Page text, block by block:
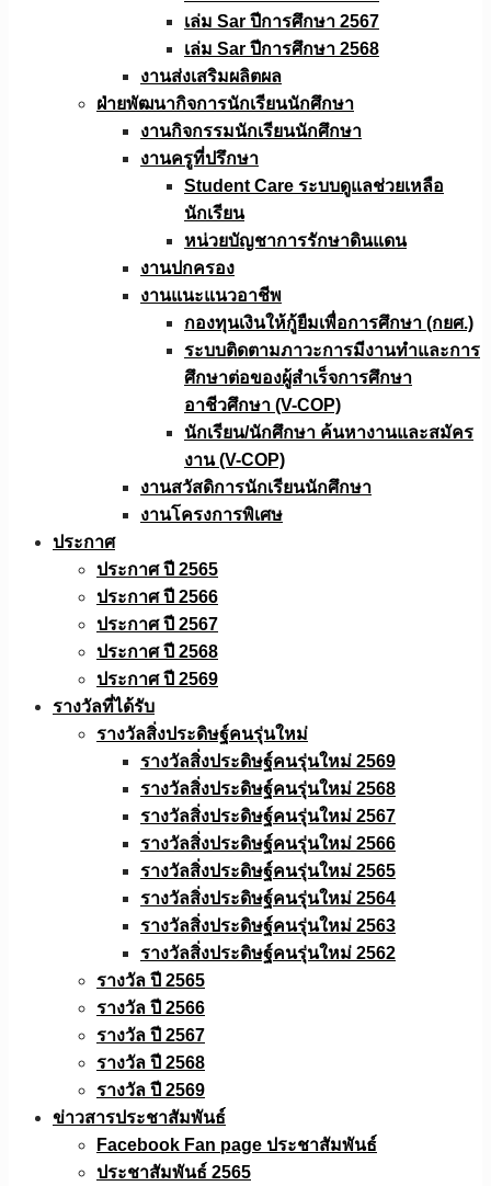
เล่ม Sar ปีการศึกษา 2567
เล่ม Sar ปีการศึกษา 2568
งานส่งเสริมผลิตผล
ฝ่ายพัฒนากิจการนักเรียนนักศึกษา
งานกิจกรรมนักเรียนนักศึกษา
งานครูที่ปรึกษา
Student Care ระบบดูแลช่วยเหลือ
นักเรียน
หน่วยบัญชาการรักษาดินแดน
งานปกครอง
งานแนะแนวอาชีพ
กองทุนเงินให้กู้ยืมเพื่อการศึกษา (กยศ.)
ระบบติดตามภาวะการมีงานทำและการ
ศึกษาต่อของผู้สำเร็จการศึกษา
อาชีวศึกษา (V-COP)
นักเรียน/นักศึกษา ค้นหางานและสมัคร
งาน (V-COP)
งานสวัสดิการนักเรียนนักศึกษา
งานโครงการพิเศษ
ประกาศ
ประกาศ ปี 2565
ประกาศ ปี 2566
ประกาศ ปี 2567
ประกาศ ปี 2568
ประกาศ ปี 2569
รางวัลที่ได้รับ
รางวัลสิ่งประดิษฐ์คนรุ่นใหม่
รางวัลสิ่งประดิษฐ์คนรุ่นใหม่ 2569
รางวัลสิ่งประดิษฐ์คนรุ่นใหม่ 2568
รางวัลสิ่งประดิษฐ์คนรุ่นใหม่ 2567
รางวัลสิ่งประดิษฐ์คนรุ่นใหม่ 2566
รางวัลสิ่งประดิษฐ์คนรุ่นใหม่ 2565
รางวัลสิ่งประดิษฐ์คนรุ่นใหม่ 2564
รางวัลสิ่งประดิษฐ์คนรุ่นใหม่ 2563
รางวัลสิ่งประดิษฐ์คนรุ่นใหม่ 2562
รางวัล ปี 2565
รางวัล ปี 2566
รางวัล ปี 2567
รางวัล ปี 2568
รางวัล ปี 2569
ข่าวสารประชาสัมพันธ์
Facebook Fan page ประชาสัมพันธ์
ประชาสัมพันธ์ 2565